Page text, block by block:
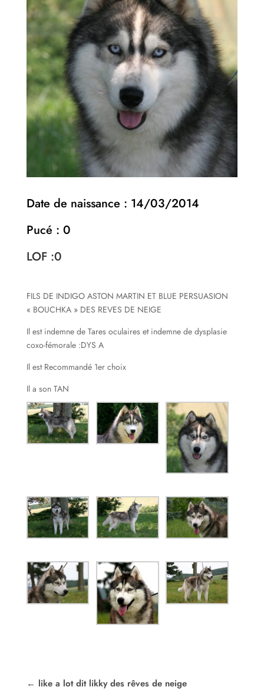
Date de naissance : 14/03/2014
Pucé : 0
LOF :0
FILS DE INDIGO ASTON MARTIN ET BLUE PERSUASION
« BOUCHKA » DES REVES DE NEIGE
Il est indemne de Tares oculaires et indemne de dysplasie
coxo-fémorale :DYS A
Il est Recommandé 1er choix
Il a son TAN
← like a lot dit likky des rêves de neige